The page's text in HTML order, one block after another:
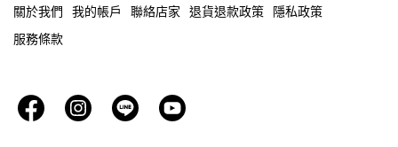
關於我們 我的帳戶 聯絡店家 退貨退款政策
隱私政策
服務條款